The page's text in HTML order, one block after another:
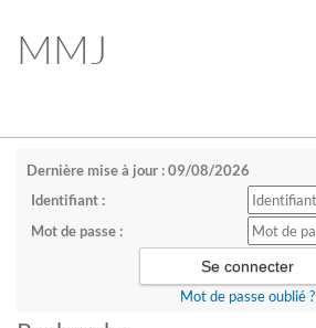
MMJ
Dernière mise à jour : 09/08/2026
Identifiant :
Mot de passe :
Mot de passe oublié ?